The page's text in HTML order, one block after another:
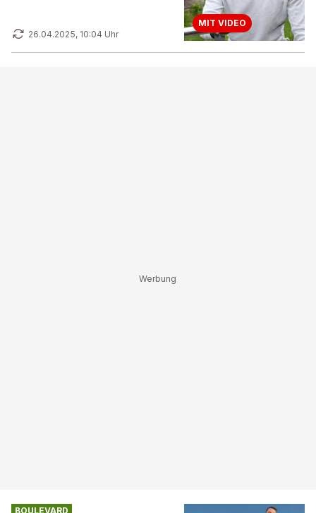
26.04.2025, 10:04 Uhr
MIT VIDEO
BOULEVARD